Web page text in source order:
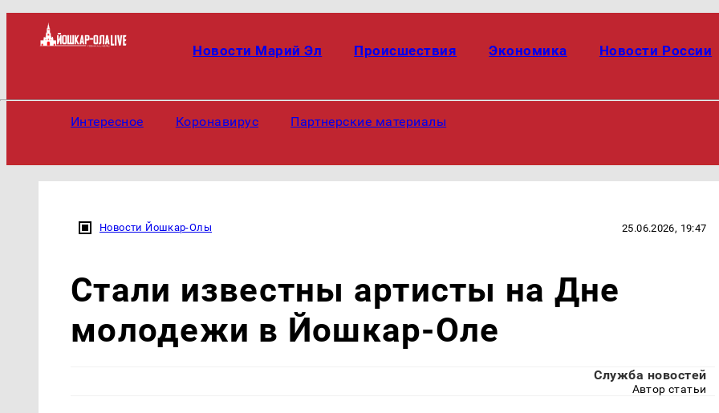
Новости Марий Эл Происшествия Экономика Новости России
Интересное Коронавирус Партнерские материалы
Новости Йошкар-Олы 25.06.2026, 19:47
Стали известны артисты на Дне
молодежи в Йошкар-Оле
Служба новостей
Автор статьи